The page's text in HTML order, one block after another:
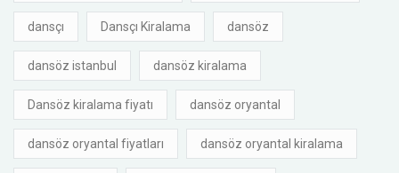
dansçı Dansçı Kiralama dansöz
dansöz istanbul dansöz kiralama
Dansöz kiralama fiyatı dansöz oryantal
dansöz oryantal fiyatları dansöz oryantal kiralama